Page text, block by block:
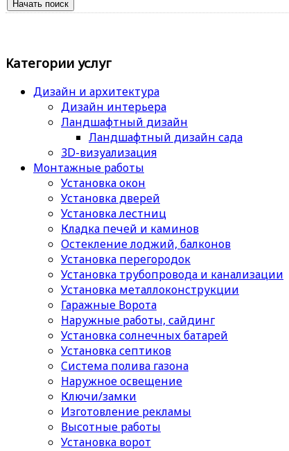
Категории услуг
Дизайн и архитектура
Дизайн интерьера
Ландшафтный дизайн
Ландшафтный дизайн сада
3D-визуализация
Монтажные работы
Установка окон
Установка дверей
Установка лестниц
Кладка печей и каминов
Остекление лоджий, балконов
Установка перегородок
Установка трубопровода и канализации
Установка металлоконструкции
Гаражные Ворота
Наружные работы, сайдинг
Установка солнечных батарей
Установка септиков
Cистема полива газона
Наружное освещение
Ключи/замки
Изготовление рекламы
Высотные работы
Установка ворот